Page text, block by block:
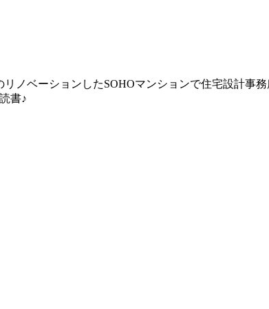
ノベーションしたSOHOマンションで住宅設計事務
書♪